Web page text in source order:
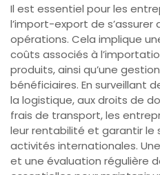
Il est essentiel pour les
l’import-export de
opérations. Cela implique
coûts associés à
produits, ainsi qu’une
bénéficiaires. En surveillant
la logistique, aux droits de
frais de transport, les
leur rentabilité et garantir le
activités internationales.
et une évaluation régulière